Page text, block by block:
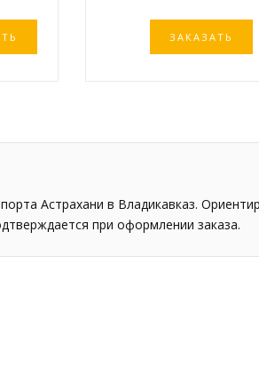
ЗАКАЗАТЬ
Астрахани в Владикавказ.
при оформлении заказа.